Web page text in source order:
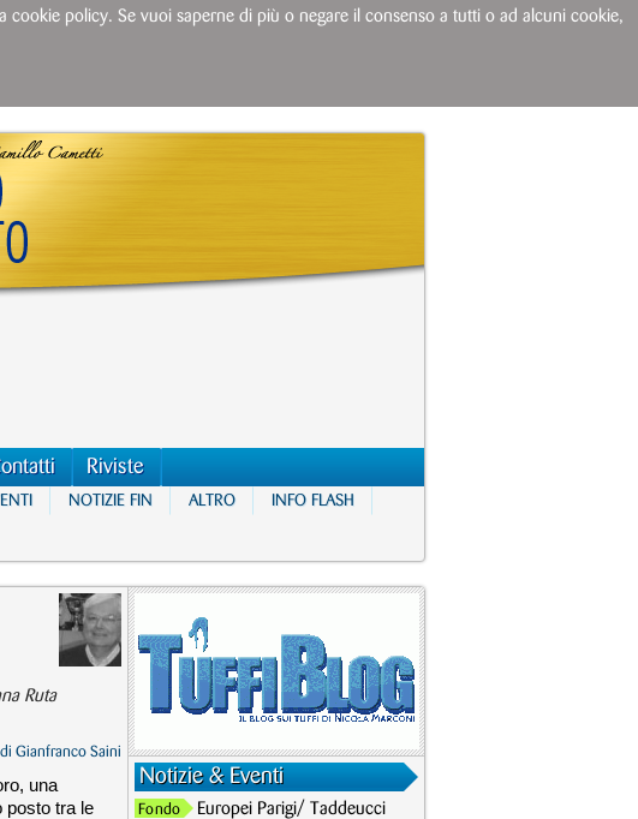
Riviste
NOTIZIE FIN ALTRO INFO FLASH
Ruta
di Gianfranco Saini
una
posto tra le
Notizie & Eventi
Fondo
Europei Parigi/ Taddeucci
policy. Se vuoi saperne di più o negare il consenso a tutti o ad alcuni cookie,